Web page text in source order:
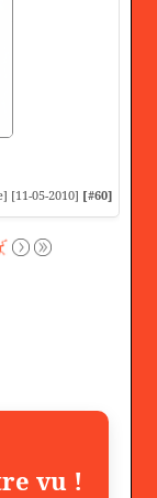
[11-05-2010] [#60]
vu !